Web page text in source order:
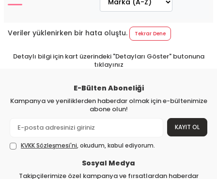
Veriler yüklenirken bir hata oluştu. Tekrar Dene
Detaylı bilgi için kart üzerindeki "Detayları Göster" butonuna
tıklayınız
E-Bülten Aboneliği
Kampanya ve yeniliklerden haberdar olmak için e-bültenimize
abone olun!
KAYIT OL
KVKK Sözleşmesi'ni, okudum, kabul ediyorum.
Sosyal Medya
Takipçilerimize özel kampanya ve fırsatlardan haberdar